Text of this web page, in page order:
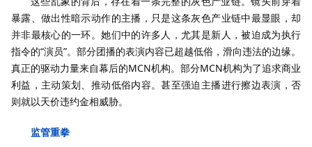
暴露、做出性暗示动作的主播，只是这条灰色产业链中最显眼，却
并非最核心的一环。她们中的许多人，尤其是新人，被迫成为执行
指令的“演员”。部分团播的表演内容已超越低俗，滑向违法的边缘。
真正的驱动力量来自幕后的MCN机构。部分MCN机构为了追求商业
利益，主动策划、推动低俗内容。甚至强迫主播进行擦边表演，否
则就以天价违约金相威胁。
监管重拳